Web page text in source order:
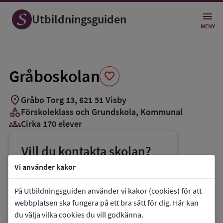
Vi använder kakor
På Utbildningsguiden använder vi kakor (cookies) för att
webbplatsen ska fungera på ett bra sätt för dig. Här kan
du välja vilka cookies du vill godkänna.
Utbildningsguiden MENY
Gråboskolan favorite
Spara
som
favorit
location_on Gråbo Torg 13, 62151Visby
categoryFörskoleklass och Grundskola, Kommunal
groups_3Cirka 170 elever
Vill du kontakta skolan?
phoneTelefon:0498-269612
E-post: registrator-bun@gotland.se
link Webbplats:Gråboskolan